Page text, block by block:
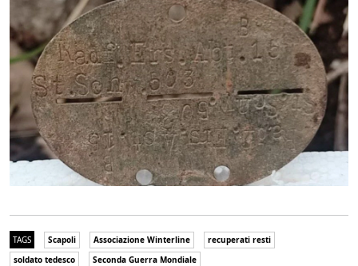
TAGS Scapoli Associazione Winterline
recuperati resti
soldato tedesco
Seconda Guerra Mondiale